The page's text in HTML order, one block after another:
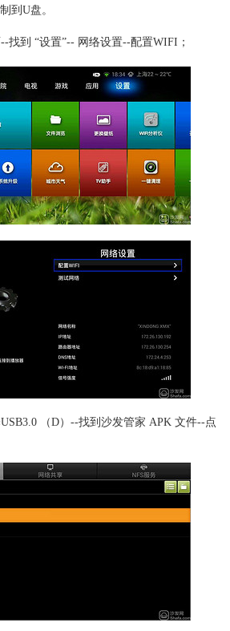
到U盘。
找到 “设置”-- 网络设置--配置WIFI；
（D）--找到沙发管家 APK 文件--点